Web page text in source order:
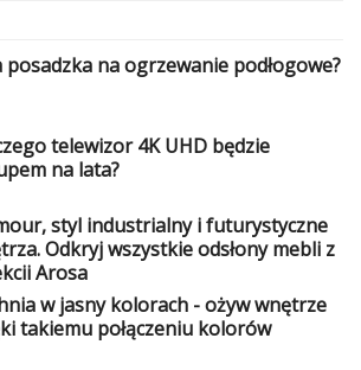
posadzka na ogrzewanie podłogowe?
telewizor 4K UHD będzie
na lata?
styl industrialny i futurystyczne
Odkryj wszystkie odsłony mebli z
Arosa
w jasny kolorach - ożyw wnętrze
takiemu połączeniu kolorów